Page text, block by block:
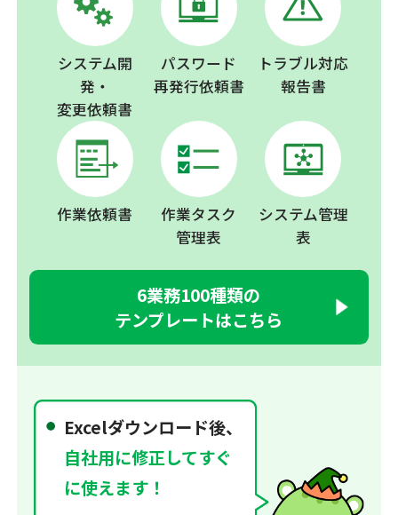
システム開
発・
変更依頼書
パスワード
再発行依頼書
トラブル対応
報告書
作業依頼書
作業タスク
管理表
システム管理
表
6業務100種類の
テンプレートはこちら
Excelダウンロード後、
自社用に修正してすぐ
に使えます！